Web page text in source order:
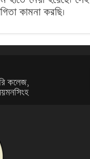
কামনা করছি।
কলেজ,